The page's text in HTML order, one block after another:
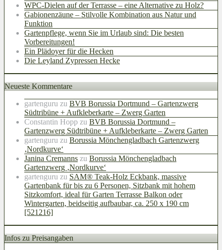
WPC-Dielen auf der Terrasse – eine Alternative zu Holz?
Gabionenzäune – Stilvolle Kombination aus Natur und
Funktion
Gartenpflege, wenn Sie im Urlaub sind: Die besten
Vorbereitungen!
Ein Plädoyer für die Hecken
Die Leyland Zypressen Hecke
Neueste Kommentare
gartenguru zu BVB Borussia Dortmund – Gartenzwerg
Südtribüne + Aufkleberkarte – Zwerg Garten
Constantin Hopp zu BVB Borussia Dortmund –
Gartenzwerg Südtribüne + Aufkleberkarte – Zwerg Garten
gartenguru zu Borussia Mönchengladbach Gartenzwerg
‚Nordkurve‘
Janina Cremanns zu Borussia Mönchengladbach
Gartenzwerg ‚Nordkurve‘
gartenguru zu SAM® Teak-Holz Eckbank, massive
Gartenbank für bis zu 6 Personen, Sitzbank mit hohem
Sitzkomfort, ideal für Garten Terrasse Balkon oder
Wintergarten, beidseitig aufbaubar, ca. 250 x 190 cm
[521216]
Infos zu Preisangaben